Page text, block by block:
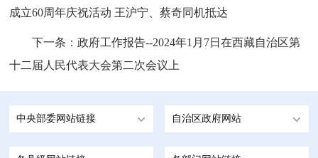
成立60周年庆祝活动 王沪宁、蔡奇同机抵达
下一条：政府工作报告--2024年1月7日在西藏自治区第
十二届人民代表大会第二次会议上
中央部委网站链接 自治区政府网站